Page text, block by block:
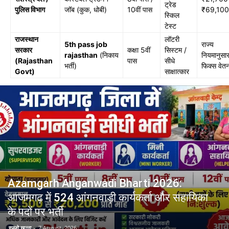
पुलिस विभाग
जॉब (कुक, धोबी)
10वीं पास
ट्रेड
स्किल
टेस्ट
राजस्थान
सरकार
(Rajasthan
Govt)
5th pass job
rajasthan (निकाय
भर्ती)
कक्षा 5वीं
पास
लॉटरी
सिस्टम /
सीधे
साक्षात्कार
राज्य
नियमानुसार
फिक्स
Azamgarh Anganwadi Bharti 2026:
आजमगढ़ में 524 आंगनवाड़ी कार्यकर्ता और सहायिका
के पदों पर भर्ती